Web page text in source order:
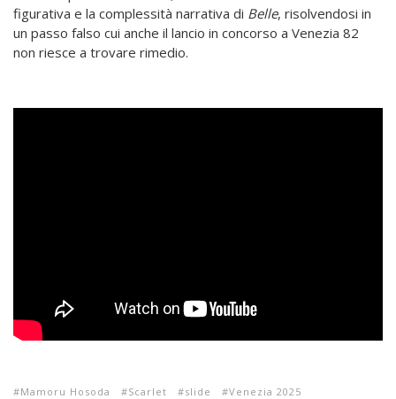
figurativa e la complessità narrativa di Belle, risolvendosi in
un passo falso cui anche il lancio in concorso a Venezia 82
non riesce a trovare rimedio.
Mamoru Hosoda Scarlet slide
Venezia 2025